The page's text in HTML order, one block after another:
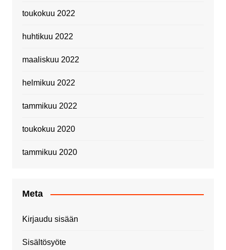
toukokuu 2022
huhtikuu 2022
maaliskuu 2022
helmikuu 2022
tammikuu 2022
toukokuu 2020
tammikuu 2020
Meta
Kirjaudu sisään
Sisältösyöte